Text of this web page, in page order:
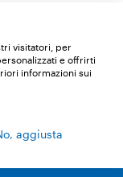
visitatori, per
e offrirti
informazioni sui
aggiusta